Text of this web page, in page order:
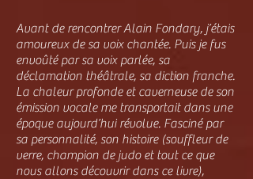
Avant de rencontrer Alain Fondary, j’étais
amoureux de sa voix chantée. Puis je fus
envoûté par sa voix parlée, sa
déclamation théâtrale, sa diction franche.
La chaleur profonde et caverneuse de son
émission vocale me transportait dans une
époque aujourd’hui révolue. Fasciné par
sa personnalité, son histoire (souffleur de
verre, champion de judo et tout ce que
nous allons découvrir dans ce livre),